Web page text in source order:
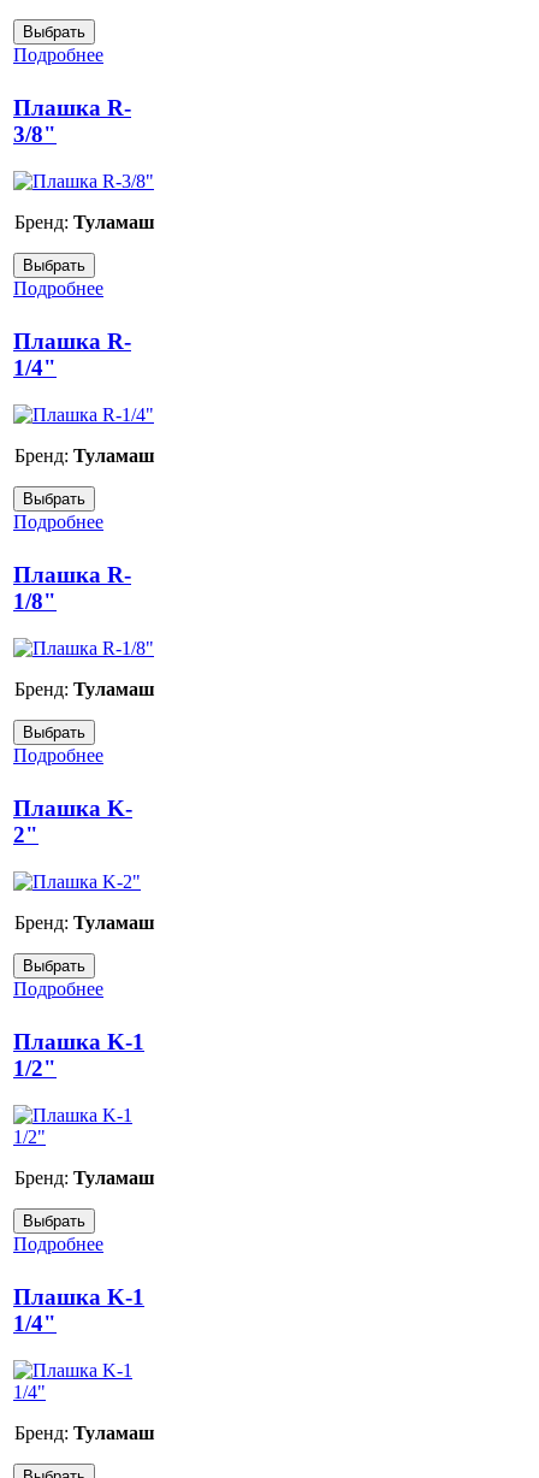
Подробнее
Плашка R-
3/8"
Бренд: Туламаш
Подробнее
Плашка R-
1/4"
Бренд: Туламаш
Подробнее
Плашка R-
1/8"
Бренд: Туламаш
Подробнее
Плашка K-
2"
Бренд: Туламаш
Подробнее
Плашка K-1
1/2"
Бренд: Туламаш
Подробнее
Плашка K-1
1/4"
Бренд: Туламаш